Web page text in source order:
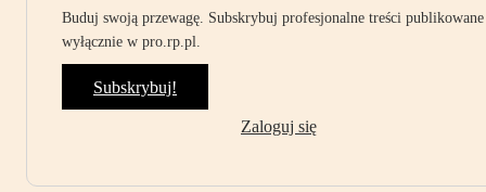
Buduj swoją przewagę. Subskrybuj profesjonalne treści publikowane
wyłącznie w pro.rp.pl.
Subskrybuj!
Zaloguj się